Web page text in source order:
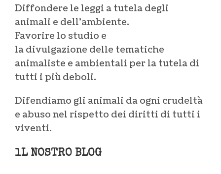
Diffondere le leggi a tutela degli
animali e dell’ambiente.
Favorire lo studio e
la divulgazione delle tematiche
animaliste e ambientali per la tutela di
tutti i più deboli.
Difendiamo gli animali da ogni crudeltà
e abuso nel rispetto dei diritti di tutti i
viventi.
lL NOSTRO BLOG